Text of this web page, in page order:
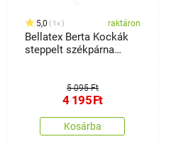
5,0 1x raktáron
Bellatex Berta Kockák
steppelt székpárna
5 095 Ft
4 195Ft
Kosárba